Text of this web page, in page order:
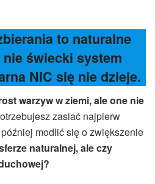
to naturalne
świecki system
NIC się nie dzieje.
warzyw w ziemi, ale one nie
zasiać najpierw
modlić się o zwiększenie
naturalnej, ale czy